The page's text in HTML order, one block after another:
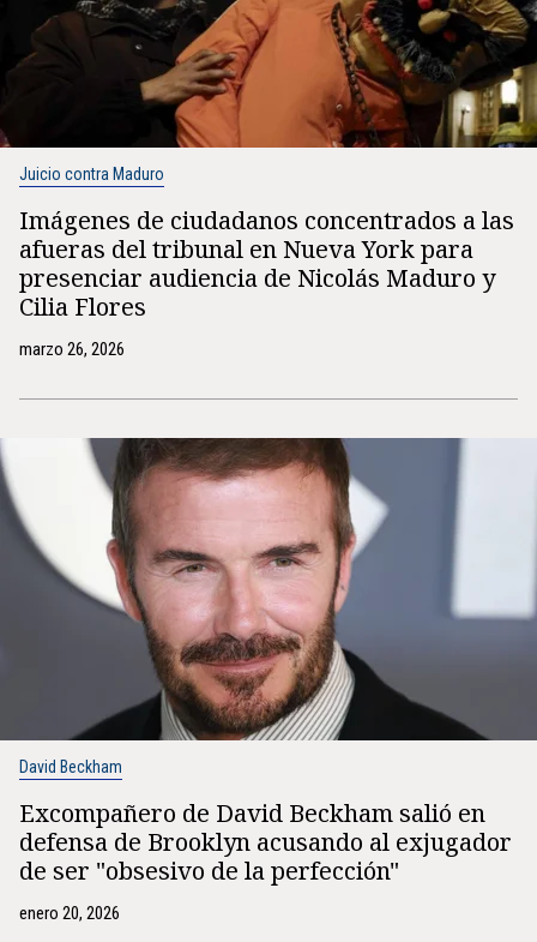
Juicio contra Maduro
Imágenes de ciudadanos concentrados a las
afueras del tribunal en Nueva York para
presenciar audiencia de Nicolás Maduro y
Cilia Flores
marzo 26, 2026
David Beckham
Excompañero de David Beckham salió en
defensa de Brooklyn acusando al exjugador
de ser "obsesivo de la perfección"
enero 20, 2026